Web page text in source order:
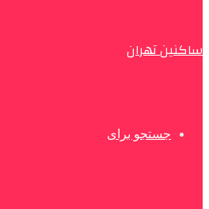
ساکنین تهران
جستجو برای